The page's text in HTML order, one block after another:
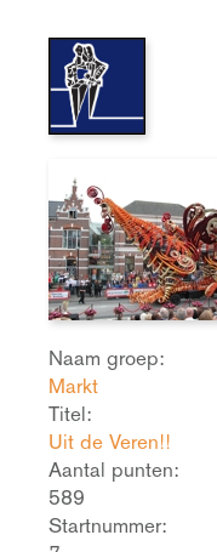
Naam groep:
Markt
Titel:
Uit de Veren!!
Aantal punten:
589
Startnummer: